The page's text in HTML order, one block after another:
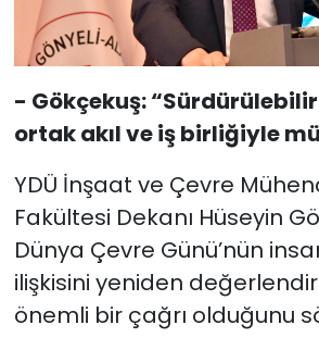
- Gökçekuş:
ortak akıl ve iş birliğiyle
YDÜ İnşaat ve Çevre
Fakültesi Dekanı Hüseyin
Dünya Çevre Günü’nün
ilişkisini yeniden
önemli bir çağrı olduğunu